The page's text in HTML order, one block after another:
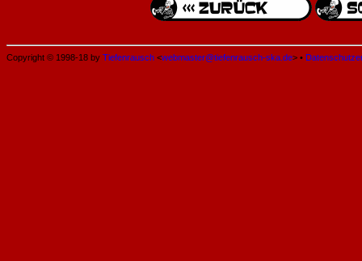
Copyright © 1998-18 by Tiefenrausch <webmaster@tiefenrausch-ska.de> •